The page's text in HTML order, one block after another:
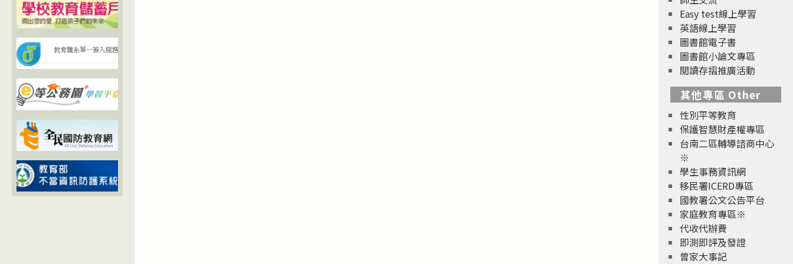
Easy test線上學習
英語線上學習
圖書館電子書
圖書館小論文專區
閱讀存摺推廣活動
其他專區 Other
性別平等教育
保護智慧財產權專區
台南二區輔導諮商中心
※
學生事務資訊網
移民署ICERD專區
國教署公文公告平台
家庭教育專區※
代收代辦費
即測即評及發證
曾家大事記